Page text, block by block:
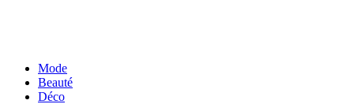
Mode
Beauté
Déco